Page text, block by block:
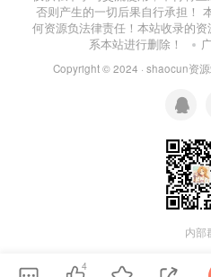
否则产生的一切后果自行承担！
何资源负法律责任！本站收录的
系本站进行删除！
Copyright © 2024 · shaocun资
内部
4